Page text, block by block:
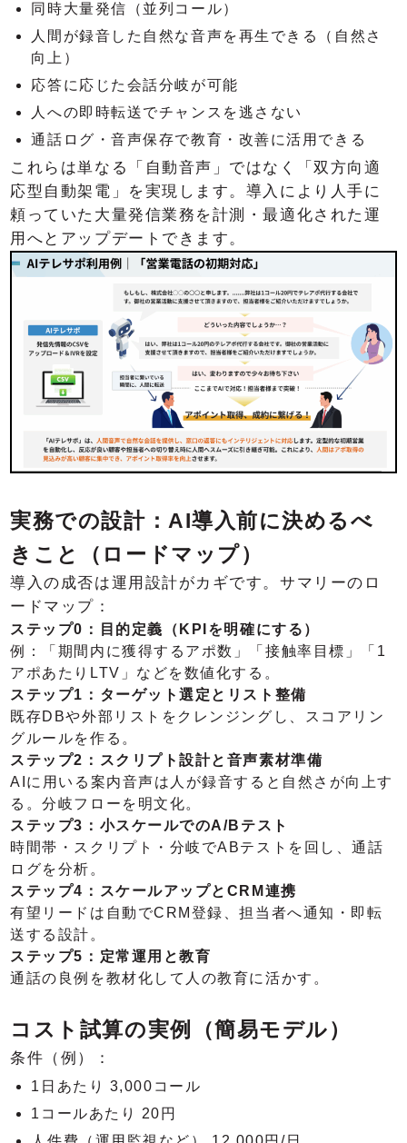
同時大量発信（並列コール）
人間が録音した自然な音声を再生できる（自然さ
向上）
応答に応じた会話分岐が可能
人への即時転送でチャンスを逃さない
通話ログ・音声保存で教育・改善に活用できる
これらは単なる「自動音声」ではなく「双方向適
応型自動架電」を実現します。導入により人手に
頼っていた大量発信業務を計測・最適化された運
用へとアップデートできます。
実務での設計：AI導入前に決めるべ
きこと（ロードマップ）
導入の成否は運用設計がカギです。サマリーのロ
ードマップ：
ステップ0：目的定義（KPIを明確にする）
例：「期間内に獲得するアポ数」「接触率目標」「1
アポあたりLTV」などを数値化する。
ステップ1：ターゲット選定とリスト整備
既存DBや外部リストをクレンジングし、スコアリン
グルールを作る。
ステップ2：スクリプト設計と音声素材準備
AIに用いる案内音声は人が録音すると自然さが向上す
る。分岐フローを明文化。
ステップ3：小スケールでのA/Bテスト
時間帯・スクリプト・分岐でABテストを回し、通話
ログを分析。
ステップ4：スケールアップとCRM連携
有望リードは自動でCRM登録、担当者へ通知・即転
送する設計。
ステップ5：定常運用と教育
通話の良例を教材化して人の教育に活かす。
コスト試算の実例（簡易モデル）
条件（例）：
1日あたり 3,000コール
1コールあたり 20円